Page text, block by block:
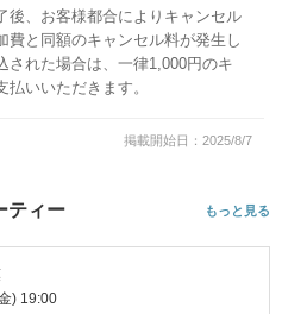
後、お客様都合によりキャンセル
費と同額のキャンセル料が発生し
された場合は、一律1,000円のキ
払いいただきます。
掲載開始日：2025/8/7
ティー もっと見る
) 19:00